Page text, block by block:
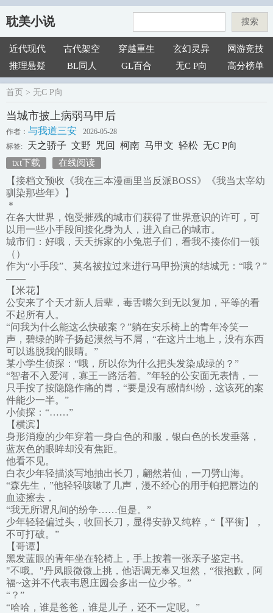
耽美小说 搜索
近代现代 古代架空 穿越重生 玄幻灵异
网游竞技
推理悬疑
BL同人 GL百合 无C P向 高分榜单
首页 > 无C P向
当城市披上病弱马甲后
作者： 与我道三安
2026-05-28
标签:
天之骄子 文野 咒回 柯南 马甲文 轻松 无C P向
txt下载 在线阅读
【接档文预收《我在三本漫画里当反派BOSS》《我当太宰幼
驯染那些年》】
＊
在各大世界，饱受摧残的城市们获得了世界意识的许可，可
以用一些小手段间接化身为人，进入自己的城市。
城市们：好哦，天天拆家的小兔崽子们，看我不揍你们一顿
（）
作为“小手段”、莫名被拉过来进行马甲扮演的结城无：“哦？”
——
【米花】
公安来了个天才新人后辈，毒舌嘴欠到无以复加，平等的看
不起所有人。
“问我为什么能这么快破案？”躺在安乐椅上的青年冷笑一
声，碧绿的眸子扬起漠然与不屑，“在这片土地上，没有东西
可以逃脱我的眼睛。”
某小学生侦探：“哦，所以你为什么把头发染成绿的？”
“智者不入爱河，寡王一路活着。”年轻的公安面无表情，一
只手按了按隐隐作痛的胃，“要是没有感情纠纷，这该死的案
件能少一半。”
小侦探：“……”
【横滨】
身形消瘦的少年穿着一身白色的和服，银白色的长发垂落，
蓝灰色的眼眸却没有焦距。
他看不见。
白衣少年轻描淡写地抽出长刀，翩然若仙，一刀劈山海。
“森先生，”他轻轻咳嗽了几声，漫不经心的用手帕把唇边的
血迹擦去，
“我无所谓凡间的纷争……但是。”
少年轻轻偏过头，收回长刀，显得安静又纯粹，“【平衡】，
不可打破。”
【哥谭】
黑发蓝眼的青年坐在轮椅上，手上按着一张亲子鉴定书。
"不哦。"丹凤眼微微上挑，他语调无辜又坦然，“很抱歉，阿
福~这并不代表韦恩庄园会多出一位少爷。”
“？”
“哈哈，谁是爸爸，谁是儿子，还不一定呢。”